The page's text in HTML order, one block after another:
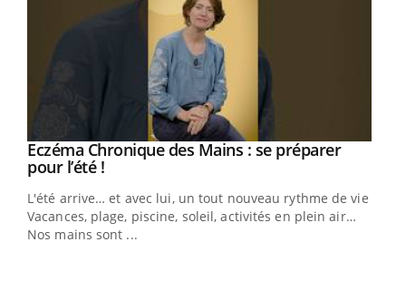
Youtube
Eczéma Chronique des Mains : se préparer
pour l’été !Youtube
L'été arrive… et avec lui, un tout nouveau rythme de vie !
Vacances, plage, piscine, soleil, activités en plein air…
Nos mains sont ...